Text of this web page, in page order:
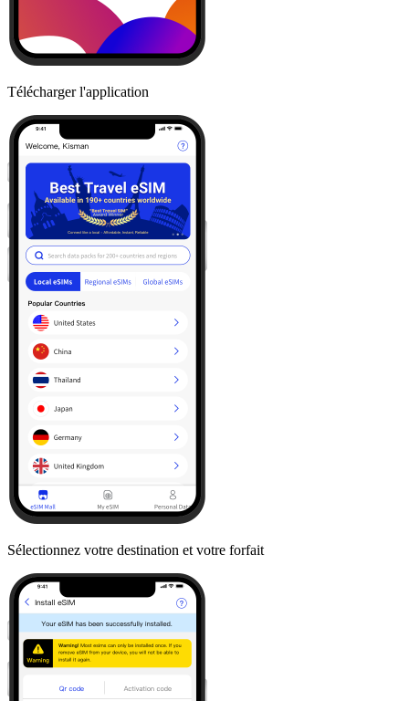
Télécharger l'application
Sélectionnez votre destination et votre forfait